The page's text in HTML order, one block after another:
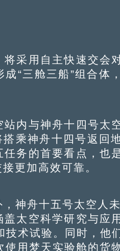
用自主快速交会
“三舱三船”组合体
与神舟十四号太
乘神舟十四号返回
务的首要看点，也
更加高效可靠。
舟十五号太空人
太空科学研究与应
术试验。同时，他
用梦天实验舱的货